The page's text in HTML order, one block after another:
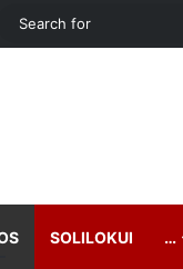
In
SOLILOKUI …